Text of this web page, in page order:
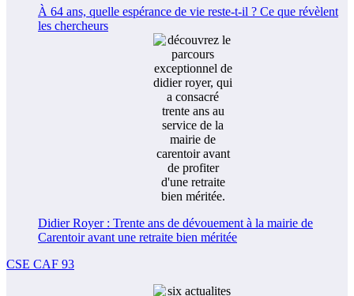
À 64 ans, quelle espérance de vie reste-t-il ? Ce que révèlent
les chercheurs
Didier Royer : Trente ans de dévouement à la mairie de
Carentoir avant une retraite bien méritée
CSE CAF 93